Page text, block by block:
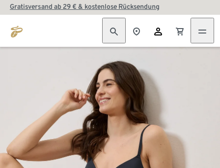
Gratisversand ab 29 € & kostenlose Rücksendung